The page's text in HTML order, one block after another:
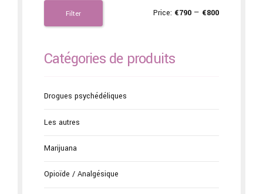
Filter Price: €790 — €800
Catégories de produits
Drogues psychédéliques
Les autres
Marijuana
Opioïde / Analgésique